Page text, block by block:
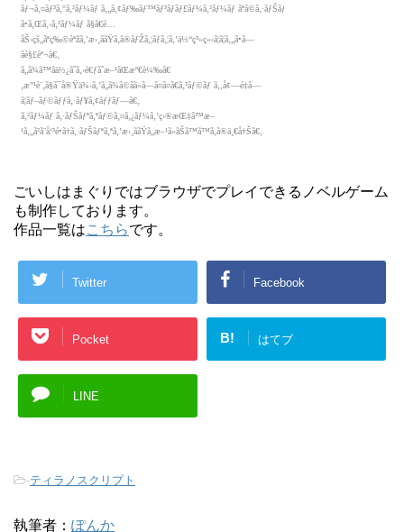
ごいしはまぐりではブラウザでプレイできるノベルゲーム
も制作しております。
作品一覧はこちらです。
Twitter Facebook
Pocket B! はてブ
LINE
-ティラノスクリプト
執筆者： ぽんか